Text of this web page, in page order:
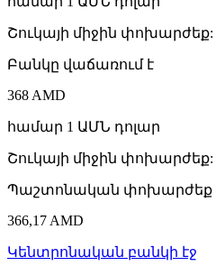
Շուկայի միջին փոխարժեք:
Բանկը վաճառում է
368 AMD
համար 1 ԱՄՆ դոլար
Շուկայի միջին փոխարժեք:
Պաշտոնական փոխարժեք
366,17 AMD
Կենտրոնական բանկի էջ